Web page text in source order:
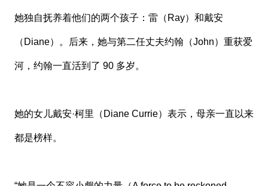
她独自抚养着他们的两个孩子：雷（Ray）和戴安
（Diane）。后来，她与第二任丈夫约翰（John）重获爱
河，约翰一直活到了 90 多岁。
她的女儿戴安·柯里（Diane Currie）表示，母亲一直以来
都是榜样。